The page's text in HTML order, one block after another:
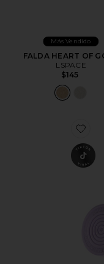
Más Vendido
FALDA HEART OF
LSPACE
$145